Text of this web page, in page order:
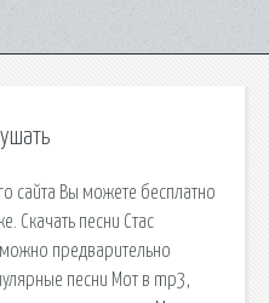
сайта Вы можете бесплатно
Скачать песни Стас
предварительно
песни Мот в mp3,